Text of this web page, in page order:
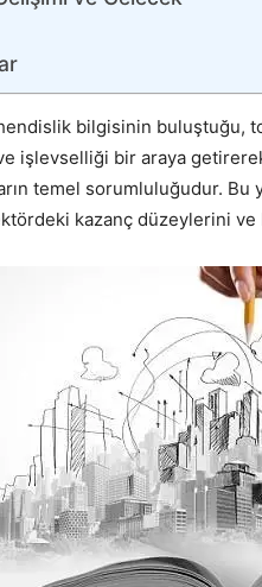
bilgisinin buluştuğu,
işlevselliği bir araya
temel sorumluluğudur. Bu
kazanç düzeylerini ve